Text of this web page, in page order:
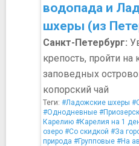
водопада и
шхеры (из
Санкт-Петербург:
крепость, пройти на
заповедных
копорский чай
Теги: #Ладожские шхеры
#Однодневные #Приозерск
Карелию #Карелия на 1
озеро #Со скидкой #За
природа #Групповые #На